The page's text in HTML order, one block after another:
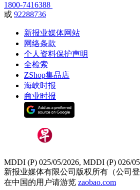
1800-7416388
或 92288736
新报业媒体网站
网络条款
个人资料保护声明
全检索
ZShop集品店
海峡时报
商业时报
MDDI (P) 025/05/2026, MDDI (P) 026/
新报业媒体有限公司版权所有（公司登
在中国的用户请游览 zaobao.com